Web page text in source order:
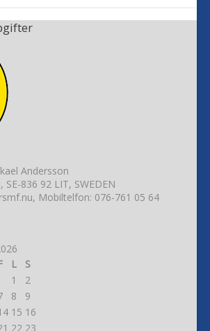
Andersson
SE-836 92 LIT, SWEDEN
Mobiltelfon: 076-761 05 64
L
S
1
2
8
9
15 16
22 23